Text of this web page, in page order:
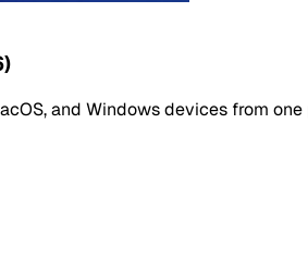
and Windows devices from